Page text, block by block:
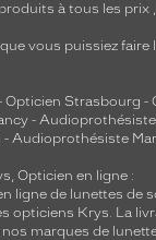
à tous les
vous puissiez
Opticien Strasbourg -
-
- Audioprothésiste
Opticien en ligne :
ligne de lunettes de
Krys. La
marques de